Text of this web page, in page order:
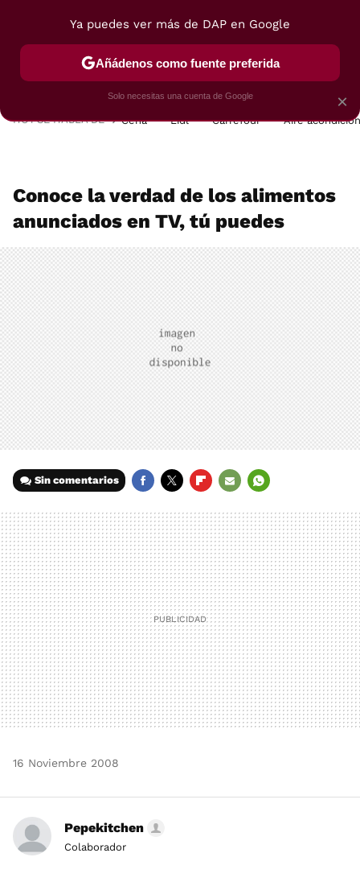
POSTRES VIAJES SELECCIÓN VEGUI
HOY SE HABLA DE Cena Lidl Carrefour Aire
Conoce la verdad de los alimentos
anunciados en TV, tú puedes
Sin comentarios
MAIL
16 Noviembre 2008
Pepekitchen
Colaborador
×
Ya puedes ver más de DAP en Google
Añádenos como fuente preferida
Solo necesitas una cuenta de Google